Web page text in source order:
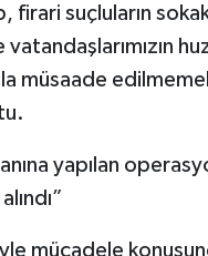
firari suçluların
müsaade
yapılan
mücadele